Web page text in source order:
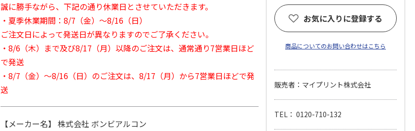
誠に勝手ながら、下記の通り休業日とさせていただきます。
・夏季休業期間：8/7（金）～8/16（日）
ご注文日によって発送日が異なりますのでご了承ください。
・8/6（木）まで及び8/17（月）以降のご注文は、通常通り7営業日ほど
で発送
・8/7（金）～8/16（日）のご注文は、8/17（月）から7営業日ほどで発
送
【メーカー名】 株式会社 ボンビアルコン
お気に入りに登録する
商品についてのお問い合わせはこちら
販売者：マイプリント株式会社
TEL： 0120-710-132